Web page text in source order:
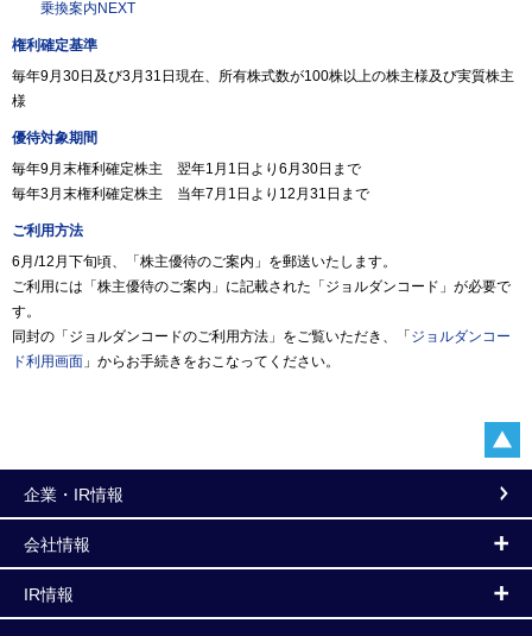
乗換案内NEXT
権利確定基準
毎年9月30日及び3月31日現在、所有株式数が100株以上の株主様及び実質株主
様
優待対象期間
毎年9月末権利確定株主 翌年1月1日より6月30日まで
毎年3月末権利確定株主 当年7月1日より12月31日まで
ご利用方法
6月/12月下旬頃、「株主優待のご案内」を郵送いたします。
ご利用には「株主優待のご案内」に記載された「ジョルダンコード」が必要で
す。
同封の「ジョルダンコードのご利用方法」をご覧いただき、「 ジョルダンコー
ド利用画面 」からお手続きをおこなってください。
企業・IR情報
会社情報
IR情報